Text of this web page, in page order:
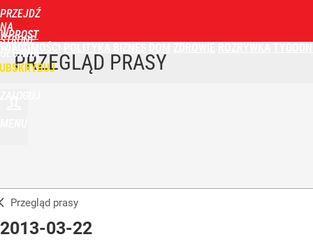
PRZEJDŹ
NA
STRONĘ
GŁÓWNĄ
WPROST
PRZEGLĄD PRASY
Przegląd prasy
2013-03-22